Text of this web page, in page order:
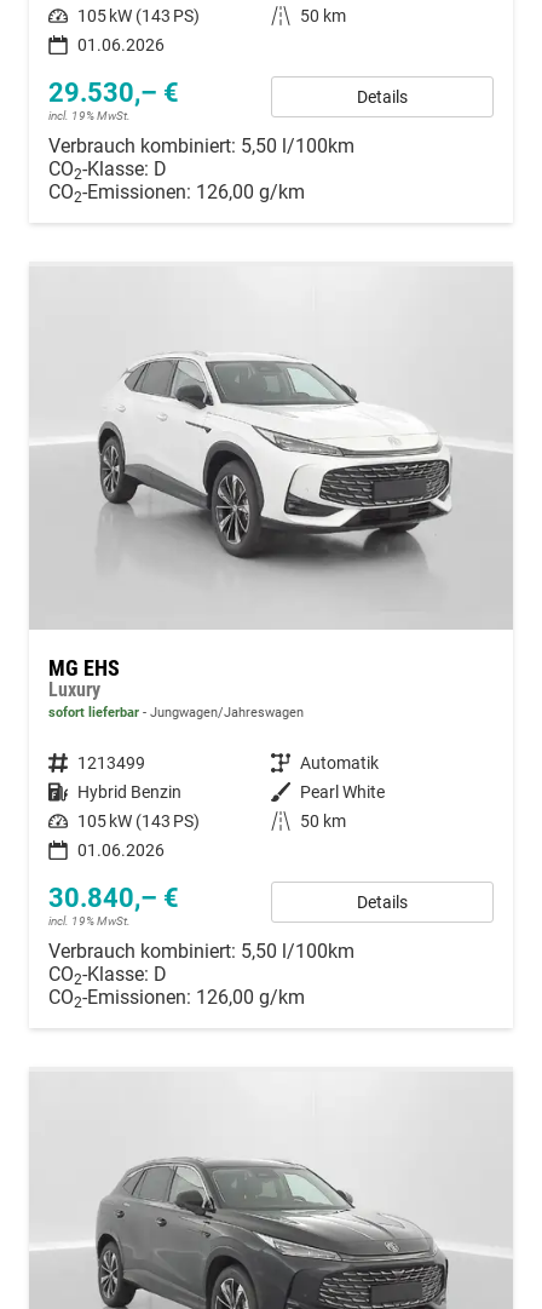
Leistung 105 kW (143 PS) Kilometerstand
50 km
01.06.2026
29.530,– €
incl. 19% MwSt.
Details
Verbrauch kombiniert: 5,50 l/100km
CO2-Klasse: D
CO2-Emissionen: 126,00 g/km
MG EHS
Luxury
sofort lieferbar Jungwagen/Jahreswagen
Fahrzeugnummer 1213499 Getriebe Automatik
Kraftstoff Hybrid Benzin Außenfarbe Pearl White
Leistung 105 kW (143 PS) Kilometerstand
50 km
01.06.2026
30.840,– €
incl. 19% MwSt.
Details
Verbrauch kombiniert: 5,50 l/100km
CO2-Klasse: D
CO2-Emissionen: 126,00 g/km